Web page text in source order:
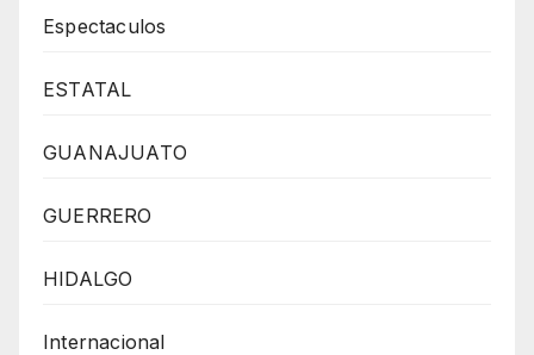
Espectaculos
ESTATAL
GUANAJUATO
GUERRERO
HIDALGO
Internacional